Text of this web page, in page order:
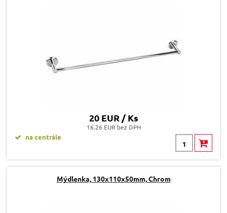
20 EUR / Ks
16.26 EUR bez DPH
na centrále
Mýdlenka, 130x110x50mm, Chrom